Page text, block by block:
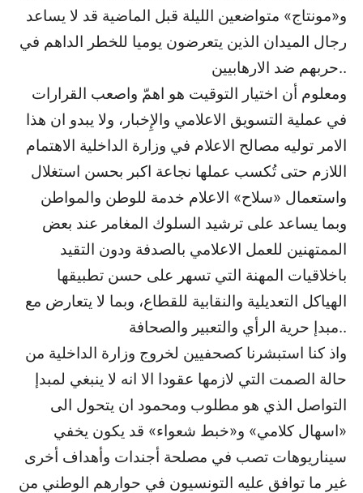
و«مونتاج» متواضعين الليلة قبل الماضية قد لا يساعد
رجال الميدان الذين يتعرضون يوميا للخطر الداهم في
حربهم ضد الارهابيين..
ومعلوم أن اختيار التوقيت هو اهمّ واصعب القرارات
في عملية التسويق الاعلامي والإِخبار، ولا يبدو ان هذا
الامر توليه مصالح الاعلام في وزارة الداخلية الاهتمام
اللازم حتى تُكسب عملها نجاعة اكبر بحسن استغلال
واستعمال «سلاح» الاعلام خدمة للوطن والمواطن
وبما يساعد على ترشيد السلوك المغامر عند بعض
الممتهنين للعمل الاعلامي بالصدفة ودون التقيد
باخلاقيات المهنة التي تسهر على حسن تطبيقها
الهياكل التعديلية والنقابية للقطاع، وبما لا يتعارض مع
مبدإ حرية الرأي والتعبير والصحافة..
واذ كنا استبشرنا كصحفيين لخروج وزارة الداخلية من
حالة الصمت التي لازمها عقودا الا انه لا ينبغي لمبدإ
التواصل الذي هو مطلوب ومحمود ان يتحول الى
«اسهال كلامي» و«خبط شعواء» قد يكون يخفي
سيناريوهات تصب في مصلحة أجندات وأهداف أخرى
غير ما توافق عليه التونسيون في حوارهم الوطني من